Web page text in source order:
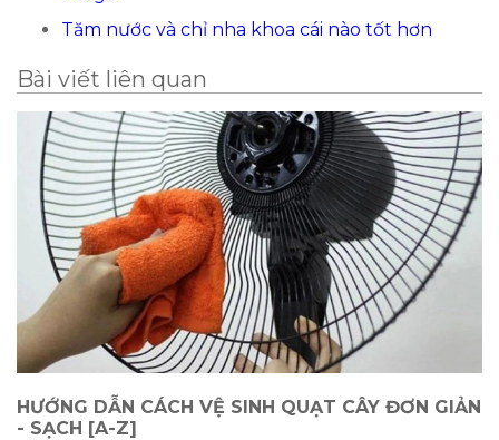
Tăm nước và chỉ nha khoa cái nào tốt hơn
Bài viết liên quan
HƯỚNG DẪN CÁCH VỆ SINH QUẠT CÂY ĐƠN GIẢN
- SẠCH [A-Z]